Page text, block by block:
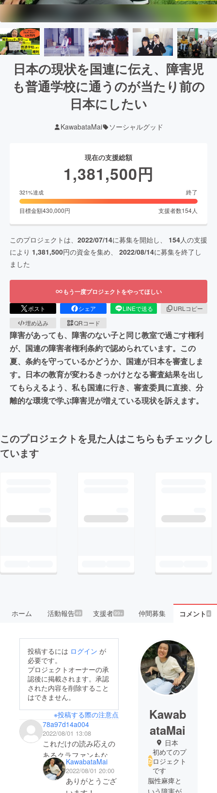
日本の現状を国連に伝え、障害児
も普通学校に通うのが当たり前の
日本にしたい
KawabataMai ソーシャルグッド
現在の支援総額
1,381,500円
321%達成 終了
目標金額430,000円 支援者数154人
このプロジェクトは、 2022/07/14に募集を開始し、 154人の支援
により 1,381,500円の資金を集め、 2022/08/14に募集を終了し
ました
もう一度プロジェクトをやってほしい
ポスト シェア LINEで送る
URLコピー
埋め込み
QRコード
障害があっても、障害のない子と同じ教室で過ごす権利
が、国連の障害者権利条約で認められています。この
夏、条約を守っているかどうか、国連が日本を審査しま
す。日本の教育が変わるきっかけとなる審査結果を出し
てもらえるよう、私も国連に行き、審査委員に直接、分
離的な環境で学ぶ障害児が増えている現状を訴えます。
このプロジェクトを見た人はこちらもチェックし
ています
ホーム 活動報告49 支援者99+ 仲間募集 コメント4
投稿するには ログイン が
必要です。
プロジェクトオーナーの承
認後に掲載されます。承認
された内容を削除すること
はできません。
※投稿する際の注意点
78a97d14a004
2022/08/01 13:08
これだけの読み応えの
あるクラファンもなか
なかないよね。
KawabataMai
2022/08/01 20:00
ありがとうござ
Kawab
ataMai
日本
初めてのプ
ロジェクト
です
脳性麻痺と
いう障害が